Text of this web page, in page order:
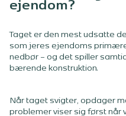
ejendom?
Taget er den mest udsatte
som jeres ejendoms
nedbør – og det spiller
bærende konstruktion.
Når taget svigter, opdager
problemer viser sig først når